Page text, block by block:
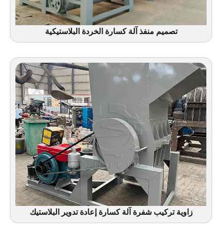
تصميم منفذ آلة كسارة الخردة البلاستيكية
زاوية تركيب شفرة آلة كسارة إعادة تدوير البلاستيك